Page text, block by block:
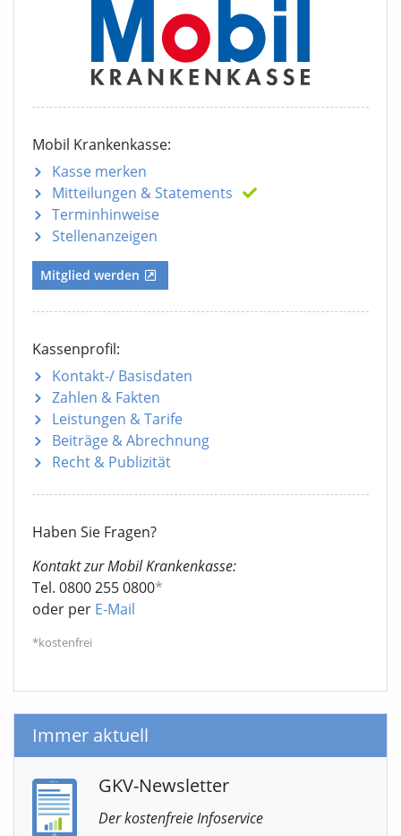
Mobil Krankenkasse:
Kasse merken
Mitteilungen & Statements
Terminhinweise
Stellenanzeigen
Mitglied werden
Kassenprofil:
Kontakt-/ Basisdaten
Zahlen & Fakten
Leistungen & Tarife
Beiträge & Abrechnung
Recht & Publizität
Haben Sie Fragen?
Kontakt zur Mobil Krankenkasse:
Tel. 0800 255 0800*
oder per E-Mail
*kostenfrei
Immer aktuell
GKV-Newsletter
Der kostenfreie Infoservice